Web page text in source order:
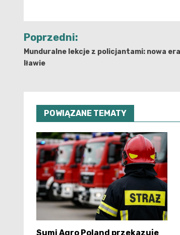
Nawigacja
wpisu
Poprzedni:
Munduralne lekcje z policjantami: nowa
Iławie
POWIĄZANE TEMATY
Sumi Agro Poland przekazuje